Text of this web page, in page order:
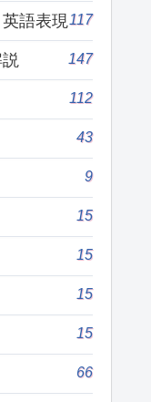
語表現117
147
112
43
9
15
15
15
15
66